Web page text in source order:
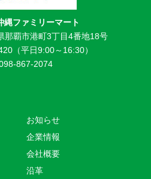
ファミリーマート
覇市港町3丁目4番地18号
（平日9:00～16:30）
867-2074
お知らせ
企業情報
会社概要
沿革